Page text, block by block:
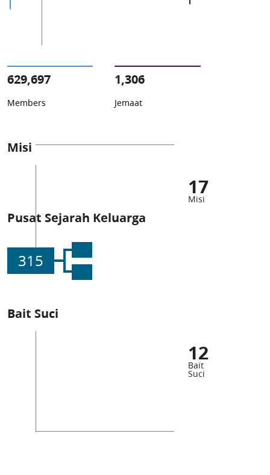
629,697
Members
1,306
Jemaat
Misi
17
Misi
Pusat Sejarah Keluarga
315
Bait Suci
12
Bait
Suci